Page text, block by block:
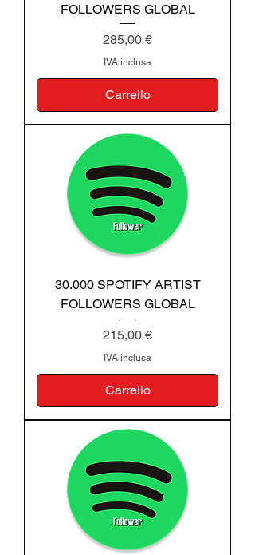
FOLLOWERS GLOBAL
Prezzo
285,00 €
IVA inclusa
Carrello
30.000 SPOTIFY ARTIST
FOLLOWERS GLOBAL
Prezzo
215,00 €
IVA inclusa
Carrello